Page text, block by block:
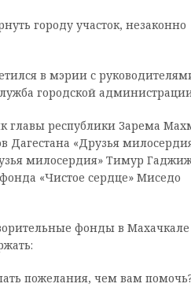
городу участок, незаконно
в мэрии с
городской
главы республики Зарема
Дагестана «Друзья
милосердия» Тимур
«Чистое сердце» Миседо
фонды в Махачкале
пожелания, чем вам